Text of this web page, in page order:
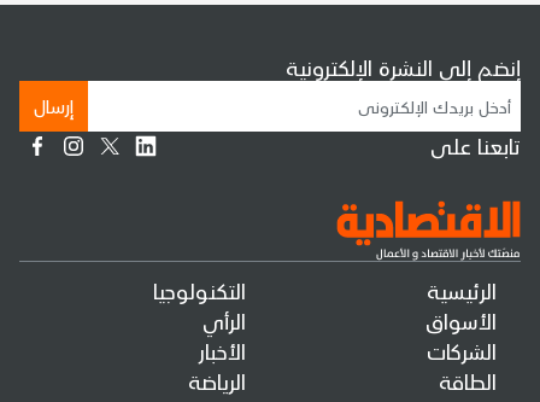
الرئيسية
الأسواق
الشركات
الطاقة
التكنولوجيا
الرأي
الأخبار
الرياضة
إنضم إلى النشرة الإلكترونية
إرسال
تابعنا على